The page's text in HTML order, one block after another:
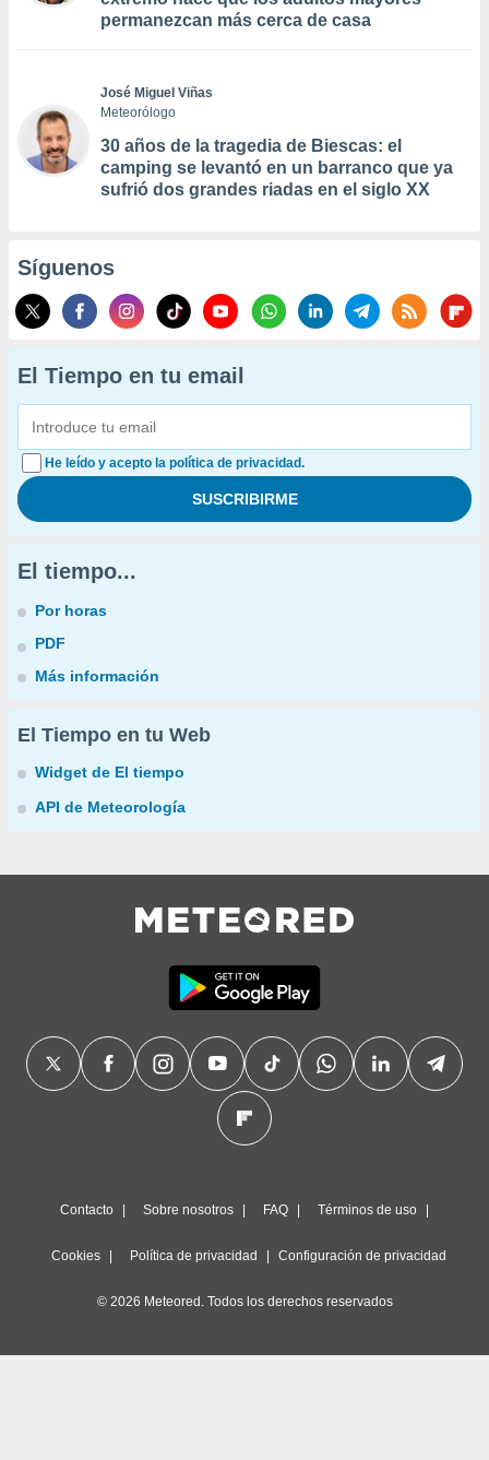
permanezcan más cerca de casa
José Miguel Viñas
Meteorólogo
30 años de la tragedia de Biescas: el
camping se levantó en un barranco que ya
sufrió dos grandes riadas en el siglo XX
Síguenos
El Tiempo en tu email
He leído y acepto la política de privacidad.
El tiempo...
Por horas
PDF
Más información
El Tiempo en tu Web
Widget de El tiempo
API de Meteorología
Contacto Sobre nosotros FAQ Términos de uso
Cookies Política de privacidad Configuración de privacidad
© 2026 Meteored. Todos los derechos reservados